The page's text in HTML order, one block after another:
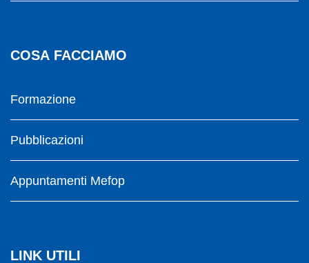
COSA FACCIAMO
Formazione
Pubblicazioni
Appuntamenti Mefop
LINK UTILI